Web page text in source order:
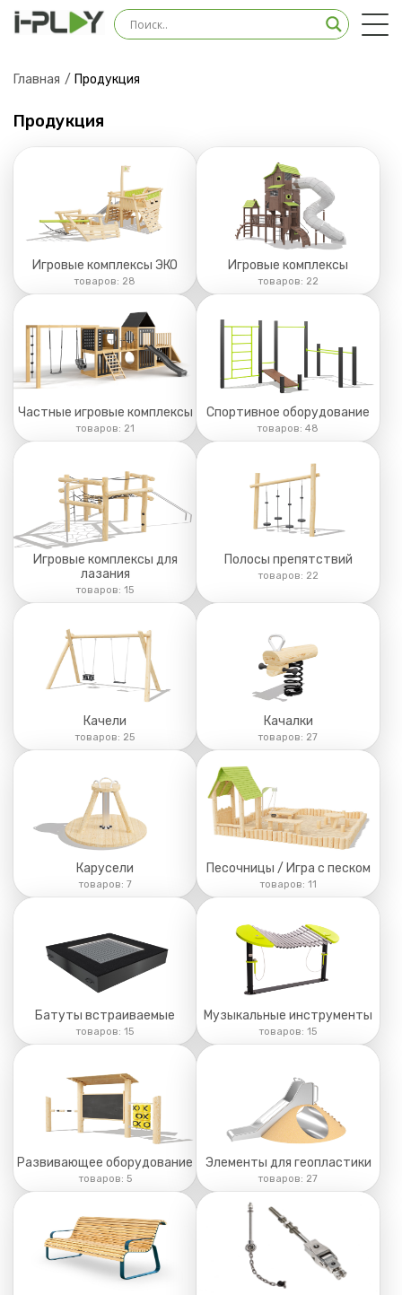
Главная Продукция
Продукция
Игровые комплексы ЭКО
товаров: 28
Игровые комплексы
товаров: 22
Частные игровые комплексы
товаров: 21
Спортивное оборудование
товаров: 48
Игровые комплексы для
лазания
товаров: 15
Полосы препятствий
товаров: 22
Качели
товаров: 25
Качалки
товаров: 27
Карусели
товаров: 7
Песочницы / Игра с песком
товаров: 11
Батуты встраиваемые
товаров: 15
Музыкальные инструменты
товаров: 15
Развивающее оборудование
товаров: 5
Элементы для геопластики
товаров: 27
Оставить заявку на
консультацию
время
Загрузить файл
Отправить
Нажимая на кнопку, вы даете согласие наобработку
и соглашаетесь с
конфиденциальности